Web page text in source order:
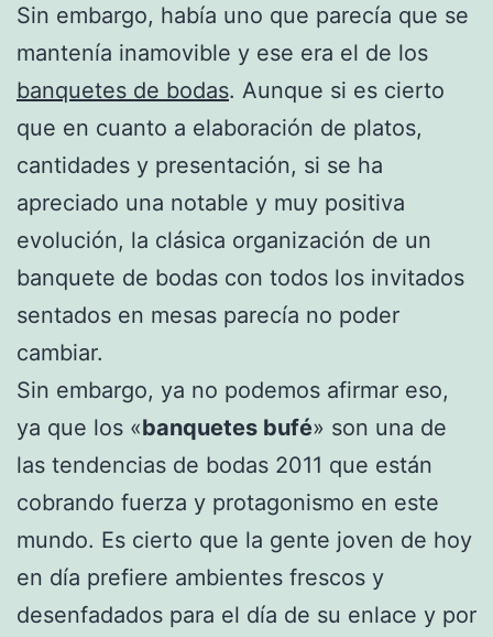
Sin embargo, había uno que parecía que se
mantenía inamovible y ese era el de los
banquetes de bodas. Aunque si es cierto
que en cuanto a elaboración de platos,
cantidades y presentación, si se ha
apreciado una notable y muy positiva
evolución, la clásica organización de un
banquete de bodas con todos los invitados
sentados en mesas parecía no poder
cambiar.
Sin embargo, ya no podemos afirmar eso,
ya que los «banquetes bufé» son una de
las tendencias de bodas 2011 que están
cobrando fuerza y protagonismo en este
mundo. Es cierto que la gente joven de hoy
en día prefiere ambientes frescos y
desenfadados para el día de su enlace y por